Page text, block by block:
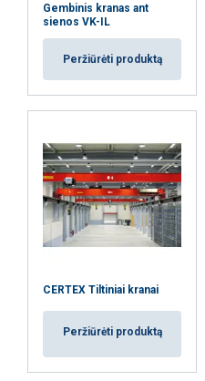
Gembinis kranas ant
sienos VK-IL
Peržiūrėti produktą
CERTEX Tiltiniai kranai
Peržiūrėti produktą